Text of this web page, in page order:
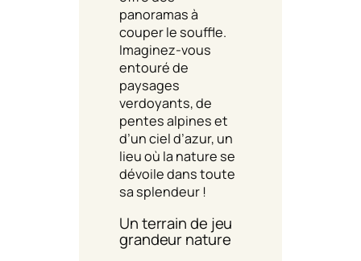
panoramas à
couper le souffle.
Imaginez-vous
entouré de
paysages
verdoyants, de
pentes alpines et
d’un ciel d’azur, un
lieu où la nature se
dévoile dans toute
sa splendeur !
Un terrain de jeu
grandeur nature